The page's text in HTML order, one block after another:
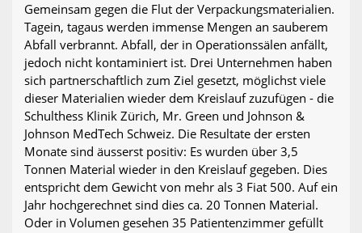
Gemeinsam gegen die Flut der Verpackungsmaterialien.
Tagein, tagaus werden immense Mengen an sauberem
Abfall verbrannt. Abfall, der in Operationssälen anfällt,
jedoch nicht kontaminiert ist. Drei Unternehmen haben
sich partnerschaftlich zum Ziel gesetzt, möglichst viele
dieser Materialien wieder dem Kreislauf zuzufügen - die
Schulthess Klinik Zürich, Mr. Green und Johnson &
Johnson MedTech Schweiz. Die Resultate der ersten
Monate sind äusserst positiv: Es wurden über 3,5
Tonnen Material wieder in den Kreislauf gegeben. Dies
entspricht dem Gewicht von mehr als 3 Fiat 500. Auf ein
Jahr hochgerechnet sind dies ca. 20 Tonnen Material.
Oder in Volumen gesehen 35 Patientenzimmer gefüllt